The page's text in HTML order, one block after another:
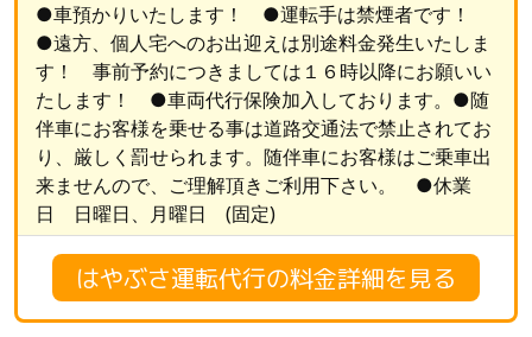
●車預かりいたします！ ●運転手は禁煙者です！
●遠方、個人宅へのお出迎えは別途料金発生いたしま
す！ 事前予約につきましては１６時以降にお願いい
たします！ ●車両代行保険加入しております。●随
伴車にお客様を乗せる事は道路交通法で禁止されてお
り、厳しく罰せられます。随伴車にお客様はご乗車出
来ませんので、ご理解頂きご利用下さい。 ●休業
日 日曜日、月曜日 (固定)
はやぶさ運転代行の料金詳細を見る